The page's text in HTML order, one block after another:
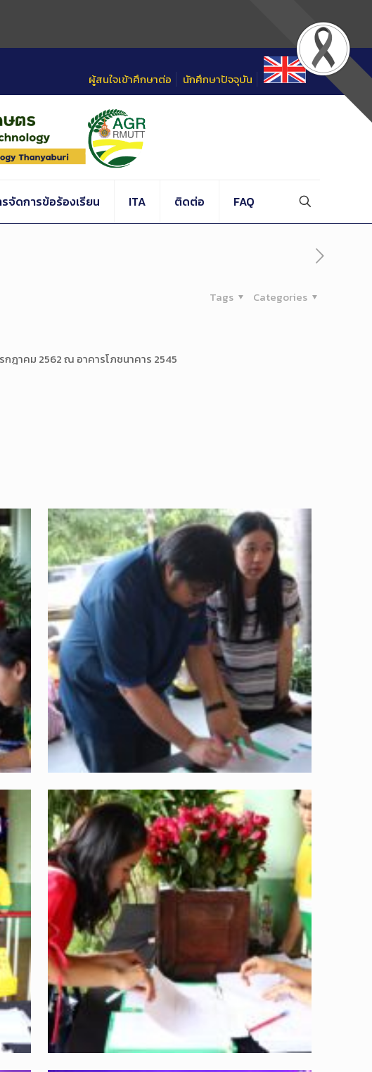
ผู้สนใจเข้าศึกษาต่อ นักศึกษาปัจจุบัน
จัดการข้อร้องเรียน ITA ติดต่อ FAQ
Categories
Tags
กฎาคม 2562 ณ อาคารโภชนาคาร 2545